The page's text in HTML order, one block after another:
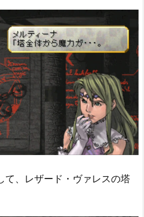
て、レザード・ヴァレスの塔